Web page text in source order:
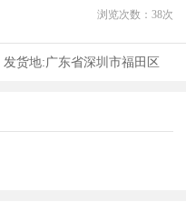
浏览次数： 38次
发货地:广东省深圳市福田区